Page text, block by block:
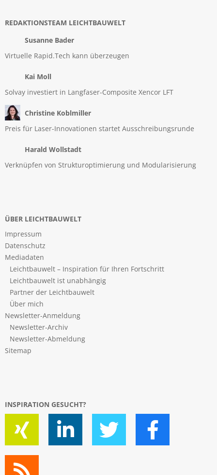
REDAKTIONSTEAM LEICHTBAUWELT
Susanne Bader
Virtuelle Rapid.Tech kann überzeugen
Kai Moll
Solvay investiert in Langfaser-Composite Xencor LFT
Christine Koblmiller
Preis für Laser-Innovationen startet Ausschreibungsrunde
Harald Wollstadt
Verknüpfen von Strukturoptimierung und Modularisierung
ÜBER LEICHTBAUWELT
Impressum
Datenschutz
Mediadaten
Leichtbauwelt – Inspiration für Ihren Fortschritt
Leichtbauwelt ist unabhängig
Partner der Leichtbauwelt
Über mich
Newsletter-Anmeldung
Newsletter-Archiv
Newsletter-Abmeldung
Sitemap
INSPIRATION GESUCHT?